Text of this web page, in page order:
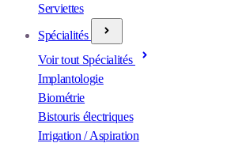
Serviettes
Spécialités
Voir tout Spécialités
Implantologie
Biométrie
Bistouris électriques
Irrigation / Aspiration